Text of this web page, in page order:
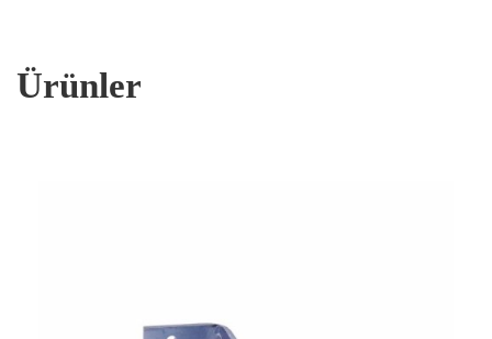
Ürünler